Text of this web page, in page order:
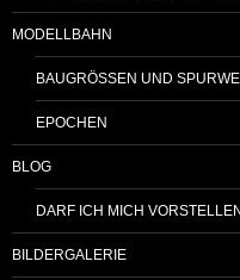
MODELLBAHN
BAUGRÖSSEN UND
EPOCHEN
BLOG
DARF ICH MICH
BILDERGALERIE